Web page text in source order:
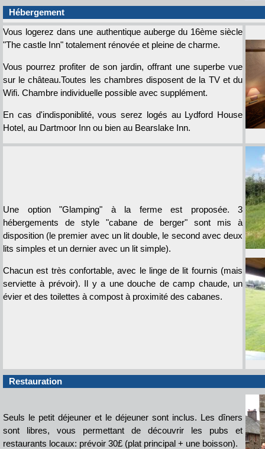
Hébergement
Vous logerez dans une authentique auberge du 16ème siècle
"The castle Inn" totalement rénovée et pleine de charme.
Vous pourrez profiter de son jardin, offrant une superbe vue
sur le château.Toutes les chambres disposent de la TV et du
Wifi. Chambre individuelle possible avec supplément.
En cas d'indisponiblité, vous serez logés au Lydford House
Hotel, au Dartmoor Inn ou bien au Bearslake Inn.
Une option "Glamping" à la ferme est proposée. 3
hébergements de style "cabane de berger" sont mis à
disposition (le premier avec un lit double, le second avec deux
lits simples et un dernier avec un lit simple).
Chacun est très confortable, avec le linge de lit fournis (mais
serviette à prévoir). Il y a une douche de camp chaude, un
évier et des toilettes à compost à proximité des cabanes.
Restauration
Seuls le petit déjeuner et le déjeuner sont inclus. Les dîners
sont libres, vous permettant de découvrir les pubs et
restaurants locaux: prévoir 30£ (plat principal + une boisson).